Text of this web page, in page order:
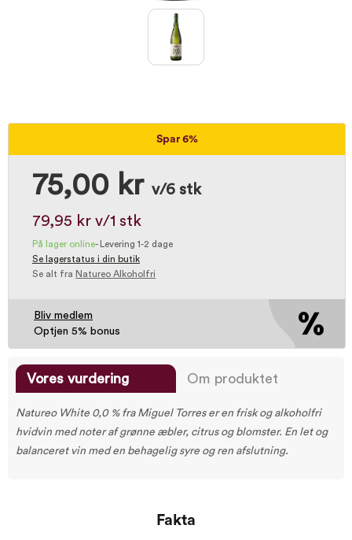
Spar 6%
75,00 kr v/6 stk
79,95 kr v/1 stk
På lager online-
Levering 1-2 dage
Se lagerstatus i din butik
Se alt fra Natureo Alkoholfri
Bliv medlem
Optjen 5% bonus
Vores vurdering Om produktet
Natureo White 0,0 % fra Miguel Torreser en frisk og alkoholfri
hvidvin med noter af grønne æbler, citrus og blomster. En let og
balanceret vin med en behagelig syre og ren afslutning.
Fakta